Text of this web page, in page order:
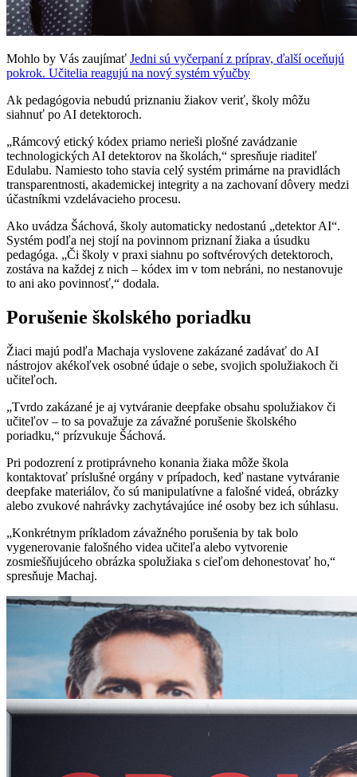
Mohlo by Vás zaujímať Jedni sú vyčerpaní z príprav, ďalší oceňujú
pokrok. Učitelia reagujú na nový systém výučby
Ak pedagógovia nebudú priznaniu žiakov veriť, školy môžu
siahnuť po AI detektoroch.
„Rámcový etický kódex priamo nerieši plošné zavádzanie
technologických AI detektorov na školách,“ spresňuje riaditeľ
Edulabu. Namiesto toho stavia celý systém primárne na pravidlách
transparentnosti, akademickej integrity a na zachovaní dôvery medzi
účastníkmi vzdelávacieho procesu.
Ako uvádza Šáchová, školy automaticky nedostanú „detektor AI“.
Systém podľa nej stojí na povinnom priznaní žiaka a úsudku
pedagóga. „Či školy v praxi siahnu po softvérových detektoroch,
zostáva na každej z nich – kódex im v tom nebráni, no nestanovuje
to ani ako povinnosť,“ dodala.
Porušenie školského poriadku
Žiaci majú podľa Machaja vyslovene zakázané zadávať do AI
nástrojov akékoľvek osobné údaje o sebe, svojich spolužiakoch či
učiteľoch.
„Tvrdo zakázané je aj vytváranie deepfake obsahu spolužiakov či
učiteľov – to sa považuje za závažné porušenie školského
poriadku,“ prízvukuje Šáchová.
Pri podozrení z protiprávneho konania žiaka môže škola
kontaktovať príslušné orgány v prípadoch, keď nastane vytváranie
deepfake materiálov, čo sú manipulatívne a falošné videá, obrázky
alebo zvukové nahrávky zachytávajúce iné osoby bez ich súhlasu.
„Konkrétnym príkladom závažného porušenia by tak bolo
vygenerovanie falošného videa učiteľa alebo vytvorenie
zosmiešňujúceho obrázka spolužiaka s cieľom dehonestovať ho,“
spresňuje Machaj.